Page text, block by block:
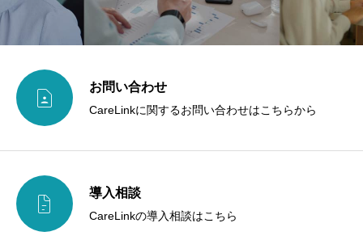
 お問い合わせ
CareLinkに関するお問い合わせはこちらから
 導入相談
CareLinkの導入相談はこちら